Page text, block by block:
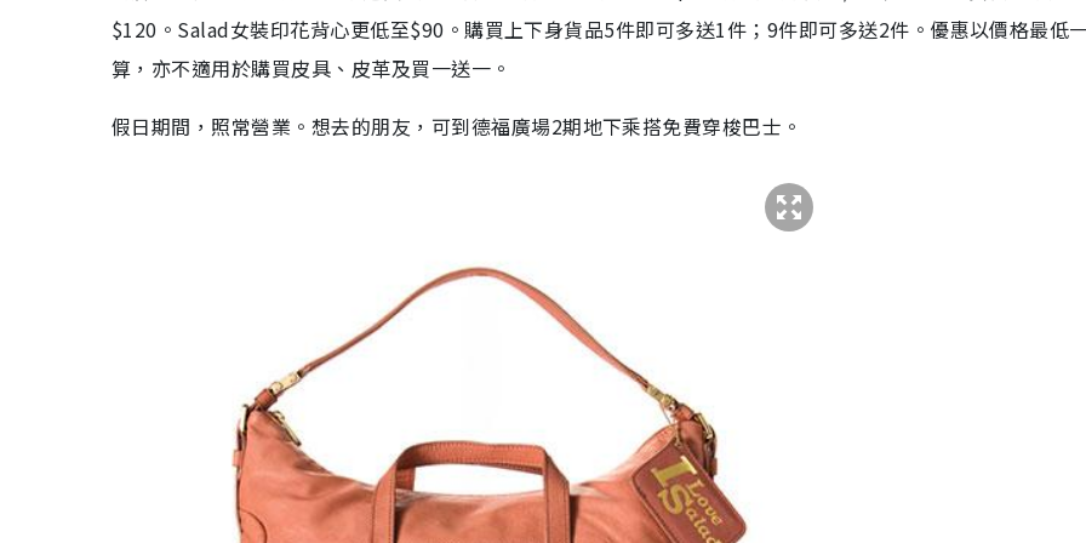
$120。Salad女裝印花背心更低至$90。購買上下身貨品5件即可多送1件；9件即可多送2件。優惠以價格最低
算，亦不適用於購買皮具、皮革及買一送一。
假日期間，照常營業。想去的朋友，可到德福廣場2期地下乘搭免費穿梭巴士。